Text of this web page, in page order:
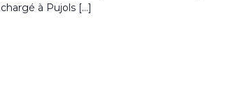
chargé à Pujols […]